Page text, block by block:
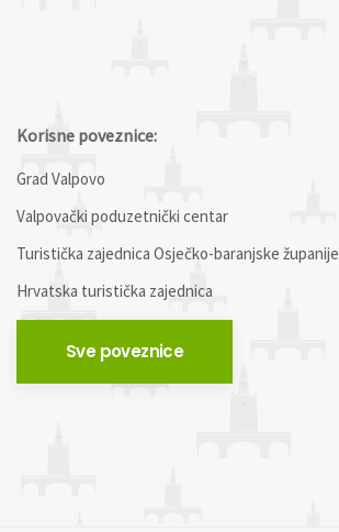
Korisne poveznice:
Grad Valpovo
Valpovački poduzetnički centar
Turistička zajednica Osječko-baranjske županije
Hrvatska turistička zajednica
Sve poveznice